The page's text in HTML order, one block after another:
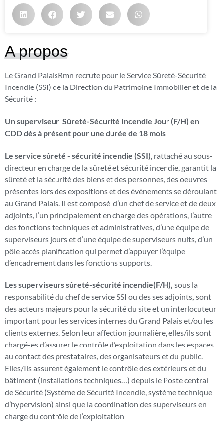
A propos
Le Grand PalaisRmn recrute pour le Service Sûreté-Sécurité
Incendie (SSI) de la Direction du Patrimoine Immobilier et de la
Sécurité :
Un superviseur Sûreté-Sécurité Incendie Jour (F/H) en
CDD dès à présent pour une durée de 18 mois
Le service sûreté - sécurité incendie (SSI) , rattaché au sous-
directeur en charge de la sûreté et sécurité incendie, garantit la
sûreté et la sécurité des biens et des personnes, des oeuvres
présentes lors des expositions et des événements se déroulant
au Grand Palais. Il est composé d’un chef de service et de deux
adjoints, l’un principalement en charge des opérations, l’autre
des fonctions techniques et administratives, d’une équipe de
superviseurs jours et d’une équipe de superviseurs nuits, d’un
pôle accès planification qui permet d’appuyer l’équipe
d’encadrement dans les fonctions supports.
Les superviseurs sûreté-sécurité incendie(F/H), sous la
responsabilité du chef de service SSI ou des ses adjoints, sont
des acteurs majeurs pour la sécurité du site et un interlocuteur
important pour les services internes du Grand Palais et/ou les
clients externes. Selon leur affection journalière, elles/ils sont
chargé-es d’assurer le contrôle d’exploitation dans les espaces
au contact des prestataires, des organisateurs et du public.
Elles/Ils assurent également le contrôle des extérieurs et du
bâtiment (installations techniques…) depuis le Poste central
de Sécurité (Système de Sécurité Incendie, système technique
d’hypervision) ainsi que la coordination des superviseurs en
charge du contrôle de l’exploitation